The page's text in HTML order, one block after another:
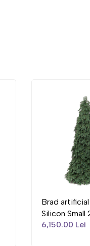
Brad
Silicon Small
6,150.00 Lei